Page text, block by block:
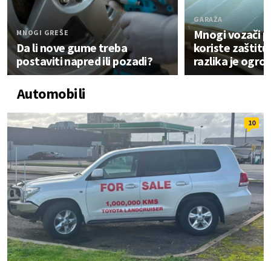
MNOGI GREŠE
Da li nove gume treba
postaviti napred ili pozadi?
GARAŽA
Mnogi vozači
koriste zaštitu
razlika je
Automobili
10